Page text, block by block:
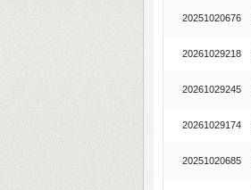
20251020676
20261029218
20261029245
20261029174
20251020685